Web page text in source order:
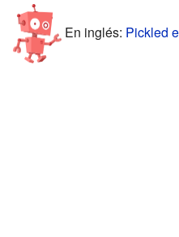
En inglés: Pickled